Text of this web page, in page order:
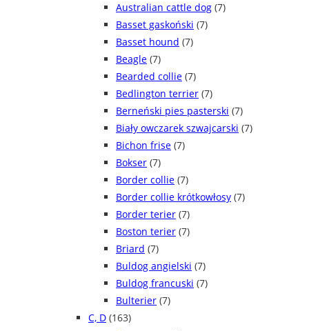
Australian cattle dog (7)
Basset gaskoński (7)
Basset hound (7)
Beagle (7)
Bearded collie (7)
Bedlington terrier (7)
Berneński pies pasterski (7)
Biały owczarek szwajcarski (7)
Bichon frise (7)
Bokser (7)
Border collie (7)
Border collie krótkowłosy (7)
Border terier (7)
Boston terier (7)
Briard (7)
Buldog angielski (7)
Buldog francuski (7)
Bulterier (7)
C, D (163)